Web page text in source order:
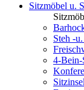
Sitzmöbel u.
Steh -
4-Bein-